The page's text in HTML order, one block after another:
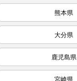
熊本県
大分県
鹿児島県
宮崎県